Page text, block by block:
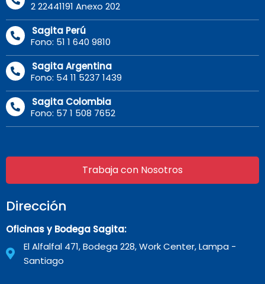
2 22441191 Anexo 202
Sagita Perú
Fono: 51 1 640 9810
Sagita Argentina
Fono: 54 11 5237 1439
Sagita Colombia
Fono: 57 1 508 7652
Trabaja con Nosotros
Dirección
Oficinas y Bodega Sagita:
El Alfalfal 471, Bodega 228, Work Center, Lampa -
Santiago